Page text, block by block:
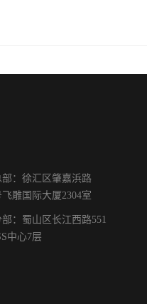
部：徐汇区肇嘉浜路
飞雕国际大厦2304室
部：蜀山区长江西路551
中心7层